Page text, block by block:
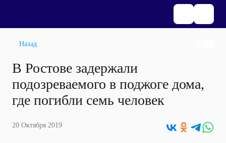
Назад
В Ростове задержали
подозреваемого в поджоге дома,
где погибли семь человек
20 Октября 2019